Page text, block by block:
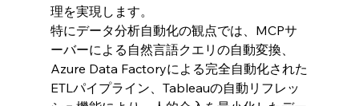
理を実現します。
特にデータ分析自動化の観点では、MCPサ
ーバーによる自然言語クエリの自動変換、
Azure Data Factoryによる完全自動化された
ETLパイプライン、Tableauの自動リフレッ